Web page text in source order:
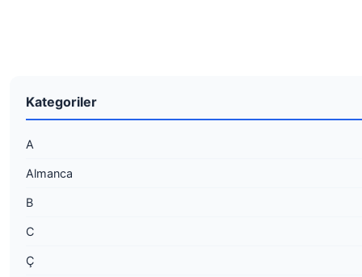
Kategoriler
A
Almanca
B
C
Ç